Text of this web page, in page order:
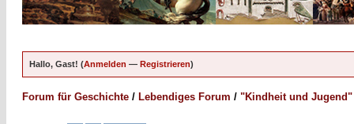
Hallo, Gast! (Anmelden — Registrieren)
Forum für Geschichte / Lebendiges Forum / "Kindheit und